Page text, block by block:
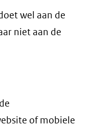
wel aan de
niet aan de
of mobiele